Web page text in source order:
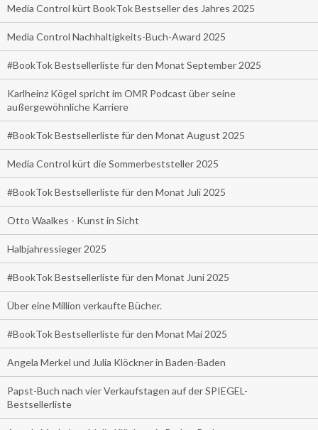
Media Control kürt BookTok Bestseller des Jahres 2025
Media Control Nachhaltigkeits-Buch-Award 2025
#BookTok Bestsellerliste für den Monat September 2025
Karlheinz Kögel spricht im OMR Podcast über seine
außergewöhnliche Karriere
#BookTok Bestsellerliste für den Monat August 2025
Media Control kürt die Sommerbeststeller 2025
#BookTok Bestsellerliste für den Monat Juli 2025
Otto Waalkes - Kunst in Sicht
Halbjahressieger 2025
#BookTok Bestsellerliste für den Monat Juni 2025
Über eine Million verkaufte Bücher.
#BookTok Bestsellerliste für den Monat Mai 2025
Angela Merkel und Julia Klöckner in Baden-Baden
Papst-Buch nach vier Verkaufstagen auf der SPIEGEL-
Bestsellerliste